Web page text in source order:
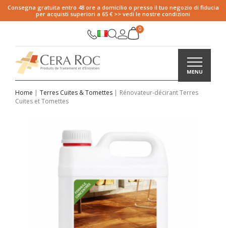
Consegna gratuita entro 48 ore a domicilio o presso il tuo negozio di fiducia
per acquisti superiori a 65 € >> vedi le nostre condizioni
Home Terres Cuites & Tomettes
Rénovateur-décirant Terres
Cuites et Tomettes